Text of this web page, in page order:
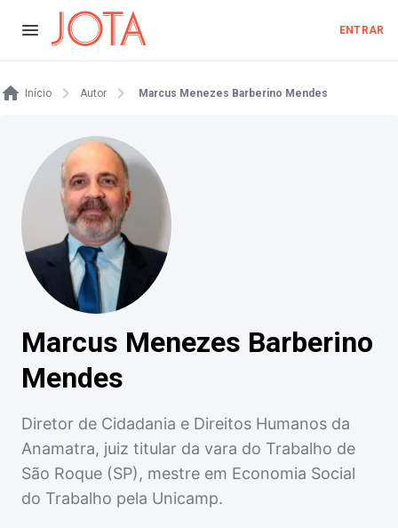
ENTRAR
Início Autor Marcus Menezes Barberino Mendes
Marcus Menezes Barberino
Mendes
Diretor de Cidadania e Direitos Humanos da
Anamatra, juiz titular da vara do Trabalho de
São Roque (SP), mestre em Economia Social
do Trabalho pela Unicamp.